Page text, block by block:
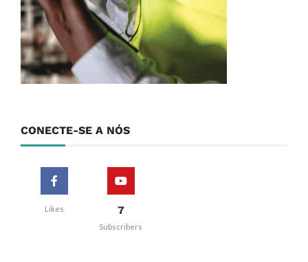
CONECTE-SE A NÓS
Likes 7
Subscribers